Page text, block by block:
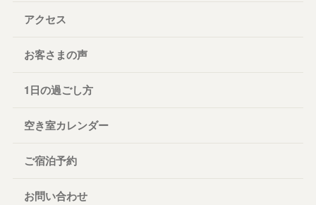
アクセス
お客さまの声
1日の過ごし方
空き室カレンダー
ご宿泊予約
お問い合わせ